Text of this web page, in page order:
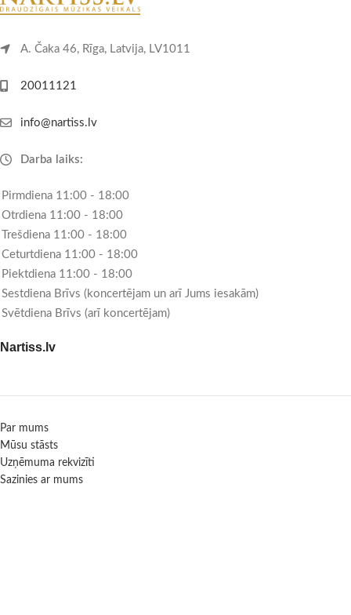
A. Čaka 46, Rīga, Latvija, LV1011
20011121
info@nartiss.lv
Darba laiks:
Pirmdiena 11:00 - 18:00
Otrdiena 11:00 - 18:00
Trešdiena 11:00 - 18:00
Ceturtdiena 11:00 - 18:00
Piektdiena 11:00 - 18:00
Sestdiena Brīvs (koncertējam un arī Jums iesakām)
Svētdiena Brīvs (arī koncertējam)
Nartiss.lv
Par mums
Mūsu stāsts
Uzņēmuma rekvizīti
Sazinies ar mums